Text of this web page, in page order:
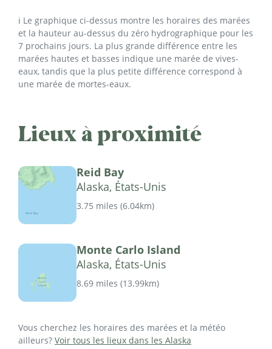
ℹ️ Le graphique ci-dessus montre les horaires des marées
et la hauteur au-dessus du zéro hydrographique pour les
7 prochains jours. La plus grande différence entre les
marées hautes et basses indique une marée de vives-
eaux, tandis que la plus petite différence correspond à
une marée de mortes-eaux.
Lieux à proximité
Reid Bay
Alaska, États-Unis
3.75 miles (6.04km)
Monte Carlo Island
Alaska, États-Unis
8.69 miles (13.99km)
Vous cherchez les horaires des marées et la météo
ailleurs? Voir tous les lieux dans les Alaska